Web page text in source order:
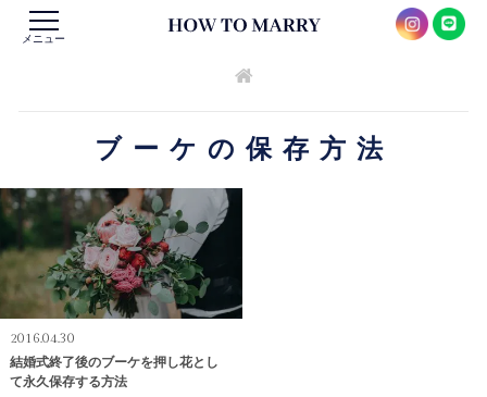
メニュー
ブーケの保存方法
2016.04.30
結婚式終了後のブーケを押し花とし
て永久保存する方法